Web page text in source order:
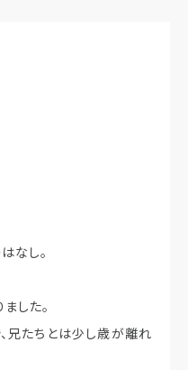
なし。
した。
兄たちとは少し歳が離れ